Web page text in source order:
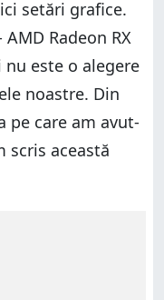
setări grafice.
Radeon RX
nu este o alegere
noastre. Din
pe care am avut-
scris această